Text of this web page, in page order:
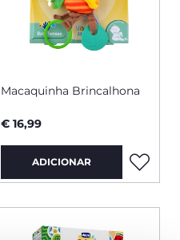
Macaquinha Brincalhona
€ 16,99
ADICIONAR